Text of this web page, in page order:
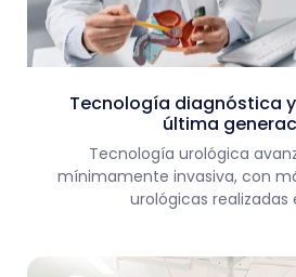
Tecnología diagnóstica
última
Tecnología urológica
mínimamente invasiva, con
urológicas realizadas